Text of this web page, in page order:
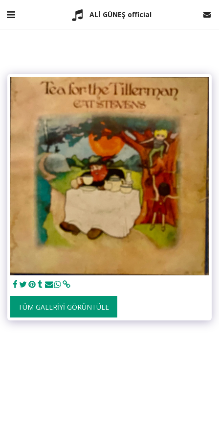
ALİ GÜNEŞ official
TÜM GALERIYI GÖRÜNTÜLE